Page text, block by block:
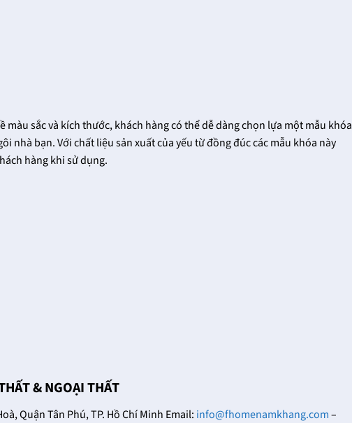
màu sắc và kích thước, khách hàng có thể dễ dàng chọn lựa một mẫu khóa
nhà bạn. Với chất liệu sản xuất của yếu từ đồng đúc các mẫu khóa này
hàng khi sử dụng.
& NGOẠI THẤT
Quận Tân Phú, TP. Hồ Chí Minh Email: info@fhomenamkhang.com–